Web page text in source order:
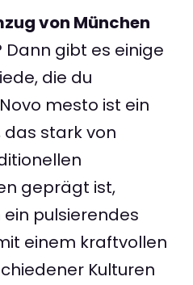
von München
Dann gibt es einige
die du
mesto ist ein
das stark von
geprägt ist,
pulsierendes
einem kraftvollen
Kulturen